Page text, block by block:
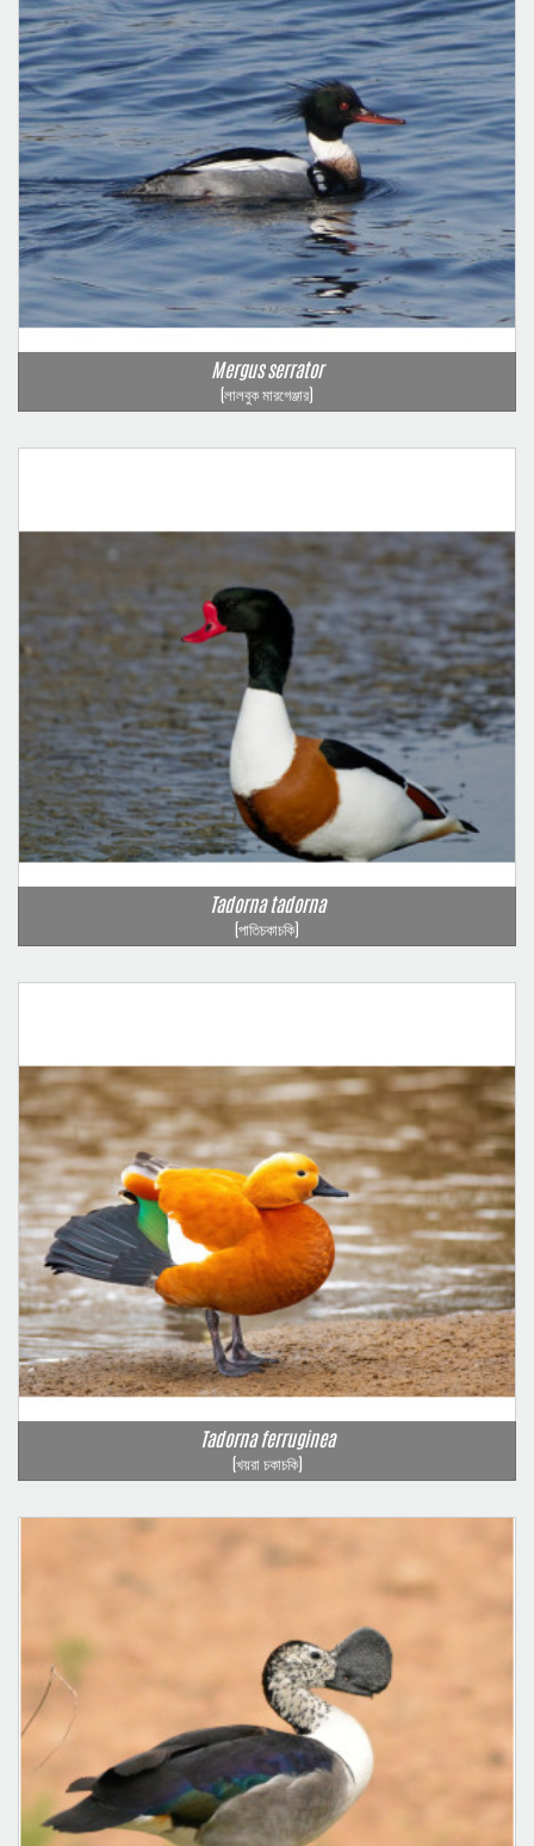
Mergus serrator
(লালবুক মারগেঞ্জার)
Tadorna tadorna
(পাতিচকাচকি)
Tadorna ferruginea
(খয়রা চকাচকি)